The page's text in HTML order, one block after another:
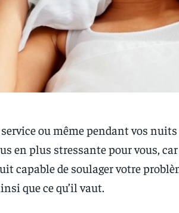
ou même pendant vos
en plus stressante pour vous,
de soulager votre
que ce qu’il vaut.